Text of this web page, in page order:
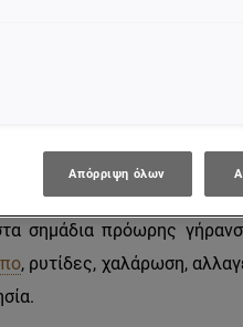
τα σε ασταθή - με
Η
φως από τις
χρόνιες παθήσεις,
βλάβες στα
φραγμό κ.α. Αυτή
σημάδια πρόωρης
, ρυτίδες, χαλάρωση,
Απόρριψη όλων